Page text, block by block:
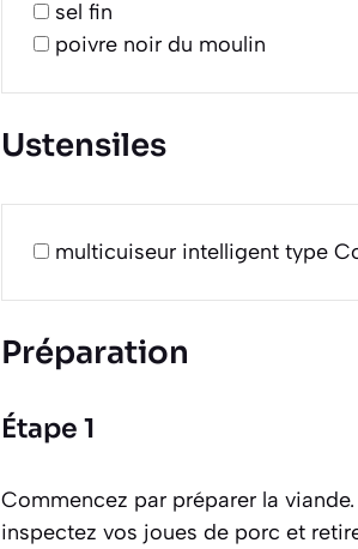
sel fin
poivre noir du moulin
Ustensiles
multicuiseur intelligent type
Préparation
Étape 1
Commencez par préparer la
inspectez vos joues de porc et